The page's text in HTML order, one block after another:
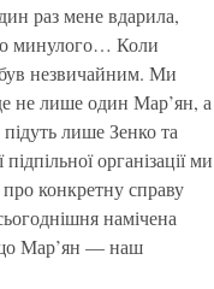
раз мене вдарила,
минулого… Коли
був незвичайним. Ми
не лише один Мар’ян, а
лише Зенко та
організації ми
конкретну справу
намічена
що Мар’ян — наш